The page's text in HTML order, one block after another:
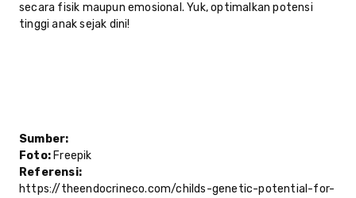
secara fisik maupun emosional. Yuk, optimalkan potensi
tinggi anak sejak dini!
Sumber:
Foto: Freepik
Referensi:
https://theendocrineco.com/childs-genetic-potential-for-